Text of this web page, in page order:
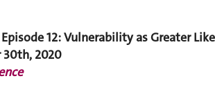
12: Vulnerability as Greater
30th, 2020